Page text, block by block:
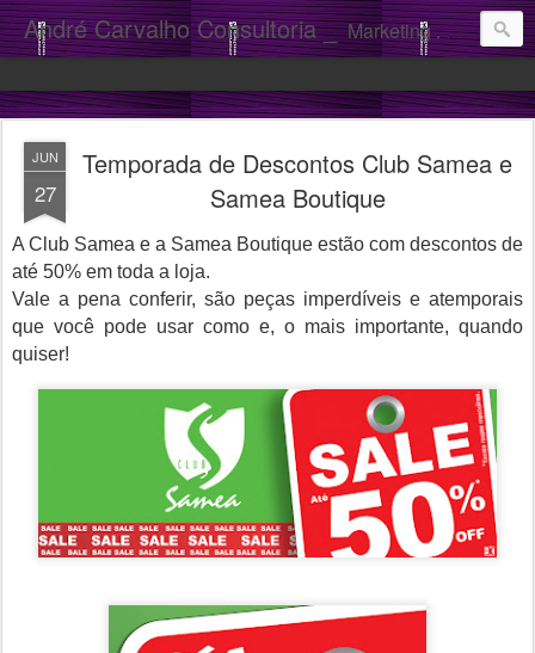
André Carvalho Consultoria _ Marketing . Comunicação
JUN
27
Temporada de Descontos Club Samea e
Samea Boutique
A Club Samea e a Samea Boutique estão com descontos de
até 50% em toda a loja.
Vale a pena conferir, são peças imperdíveis e atemporais
que você pode usar como e, o mais importante, quando
quiser!